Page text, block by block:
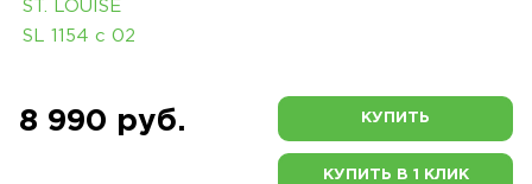
8 990 руб. КУПИТЬ
КУПИТЬ В 1 КЛИК